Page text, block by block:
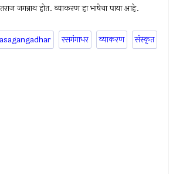
जगन्नाथ होत. व्याकरण हा भाषेचा पाया आहे.
रसगंगाधर व्याकरण संस्कृत